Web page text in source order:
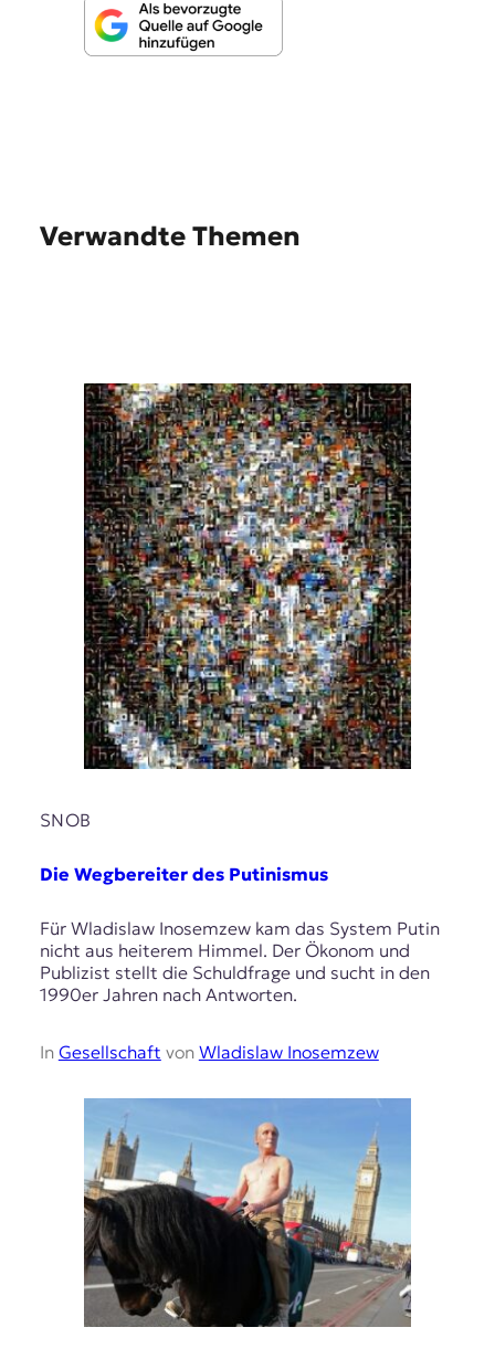
Verwandte Themen
SNOB
Die Wegbereiter des Putinismus
Für Wladislaw Inosemzew kam das System Putin
nicht aus heiterem Himmel. Der Ökonom und
Publizist stellt die Schuldfrage und sucht in den
1990er Jahren nach Antworten.
In Gesellschaft von Wladislaw Inosemzew